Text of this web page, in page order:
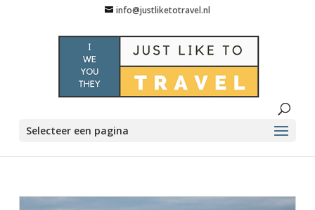
info@justliketotravel.nl
Selecteer een pagina